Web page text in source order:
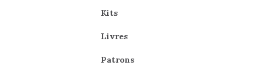
Kits
Livres
Patrons